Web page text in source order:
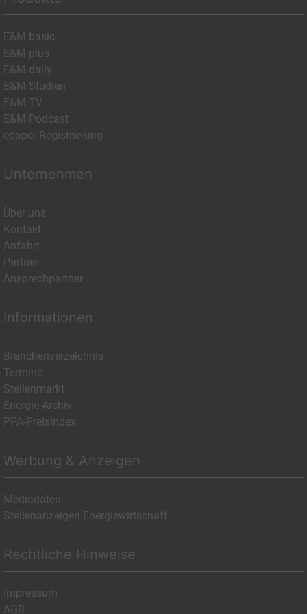
E&M basic
E&M plus
E&M daily
E&M Studien
E&M TV
E&M Podcast
epaper Registrierung
Unternehmen
Über uns
Kontakt
Anfahrt
Partner
Ansprechpartner
Informationen
Branchenverzeichnis
Termine
Stellenmarkt
Energie-Archiv
PPA-Preisindex
Werbung & Anzeigen
Mediadaten
Stellenanzeigen Energiewirtschaft
Rechtliche Hinweise
Impressum
AGB